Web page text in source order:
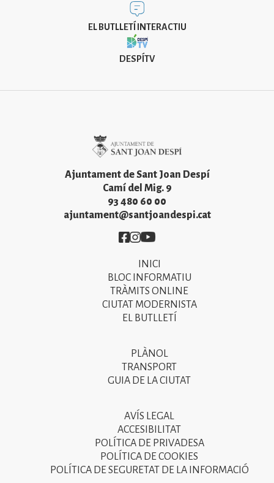
EL BUTLLETÍ INTERACTIU
DESPÍTV
Ajuntament de Sant Joan Despí
Camí del Mig. 9
93 480 60 00
ajuntament@santjoandespi.cat
Imatge
Imatge
Imatge
INICI
BLOC INFORMATIU
TRÀMITS ONLINE
CIUTAT MODERNISTA
EL BUTLLETÍ
PLÀNOL
TRANSPORT
GUIA DE LA CIUTAT
AVÍS LEGAL
ACCESIBILITAT
POLÍTICA DE PRIVADESA
POLÍTICA DE COOKIES
POLÍTICA DE SEGURETAT DE LA INFORMACIÓ